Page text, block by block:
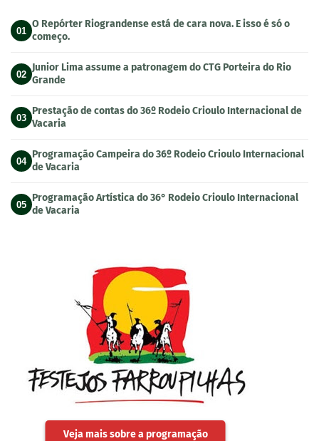
01
O Repórter Riograndense está de cara nova. E isso é só o
começo.
02
Junior Lima assume a patronagem do CTG Porteira do Rio
Grande
03
Prestação de contas do 36º Rodeio Crioulo Internacional de
Vacaria
04
Programação Campeira do 36º Rodeio Crioulo Internacional
de Vacaria
05
Programação Artística do 36° Rodeio Crioulo Internacional
de Vacaria
Veja mais sobre a programação